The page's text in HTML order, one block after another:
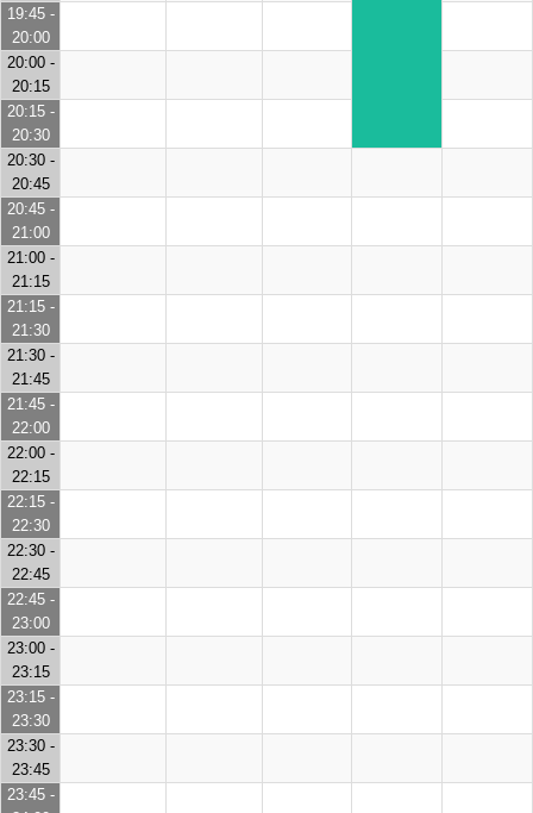
19:45 -
20:00
20:00 -
20:15
20:15 -
20:30
20:30 -
20:45
20:45 -
21:00
21:00 -
21:15
21:15 -
21:30
21:30 -
21:45
21:45 -
22:00
22:00 -
22:15
22:15 -
22:30
22:30 -
22:45
22:45 -
23:00
23:00 -
23:15
23:15 -
23:30
23:30 -
23:45
23:45 -